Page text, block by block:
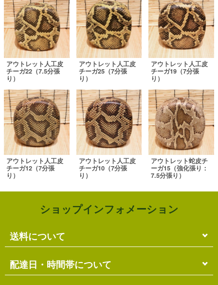
アウトレット人工皮
チーガ22（7.5分張
り）
アウトレット人工皮
チーガ25（7分張
り）
アウトレット人工皮
チーガ19（7分張
り）
アウトレット人工皮
チーガ12（7分張
り）
アウトレット人工皮
チーガ10（7分張
り）
アウトレット蛇皮チ
ーガ15（強化張り：
7.5分張り）
ショップインフォメーション
送料について
単品のみの場合
各商品に記載の送料となります。
配達日・時間帯について